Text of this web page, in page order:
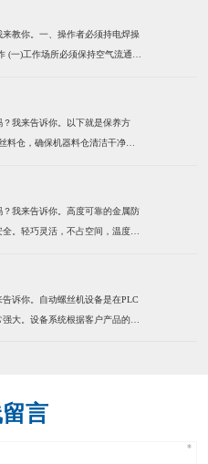
达到300℃。（2）卡式设计的烙
教你。一、操作者必须持电焊操
(一)工作场所必须保持空气流通,
机外壳是否接地,电缆是否破
我来告诉你。以下就是保养方
料仓，确保机器料仓清洁干净。
2、定期清洁自动打螺丝机螺丝
我来告诉你。高度可靠的金属防
。轻巧灵活，不占空间，温度，
。特别适合各类电子连接器，
诉你。自动螺丝机设备是在PLC
大。设备系统根据客户产品的实
言